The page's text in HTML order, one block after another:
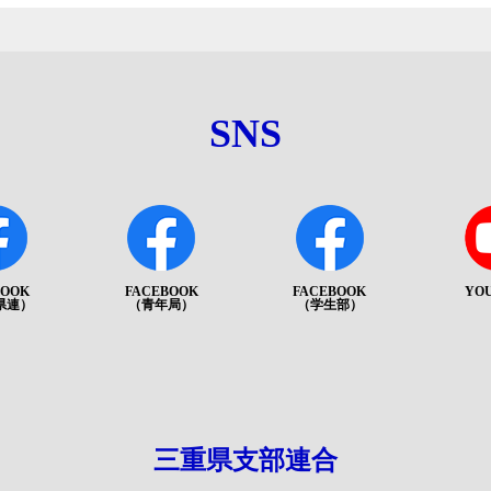
SNS
連）
FACEBOOK
（青年局）
FACEBOOK
（学生部）
三重県支部連合